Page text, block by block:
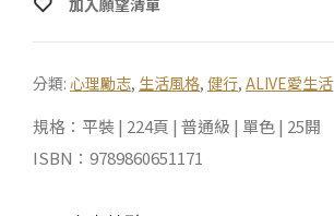
加入願望清單
分類: 心理勵志, 生活風格, 健行, ALIVE愛生活
規格：平裝 | 224頁 | 普通級 | 單色 | 25開
ISBN：9789860651171